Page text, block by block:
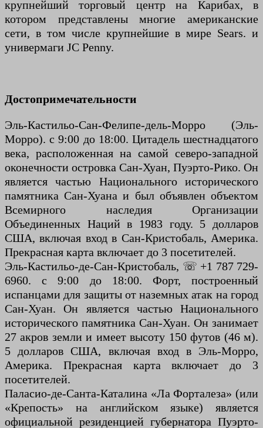
крупнейший торговый центр на Карибах, в
котором представлены многие американские
сети, в том числе крупнейшие в мире Sears. и
универмаги JC Penny.
Достопримечательности
Эль-Кастильо-Сан-Фелипе-дель-Морро (Эль-
Морро). с 9:00 до 18:00. Цитадель шестнадцатого
века, расположенная на самой северо-западной
оконечности островка Сан-Хуан, Пуэрто-Рико. Он
является частью Национального исторического
памятника Сан-Хуана и был объявлен объектом
Всемирного наследия Организации
Объединенных Наций в 1983 году. 5 долларов
США, включая вход в Сан-Кристобаль, Америка.
Прекрасная карта включает до 3 посетителей.
Эль-Кастильо-де-Сан-Кристобаль, ☏ +1 787 729-
6960. с 9:00 до 18:00. Форт, построенный
испанцами для защиты от наземных атак на город
Сан-Хуан. Он является частью Национального
исторического памятника Сан-Хуан. Он занимает
27 акров земли и имеет высоту 150 футов (46 м).
5 долларов США, включая вход в Эль-Морро,
Америка. Прекрасная карта включает до 3
посетителей.
Паласио-де-Санта-Каталина «Ла Форталеза» (или
«Крепость» на английском языке) является
официальной резиденцией губернатора Пуэрто-